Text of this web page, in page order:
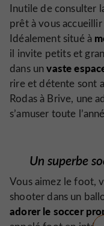
Inutile de consulter
prêt à vous
Idéalement situé à
il invite petits et
dans unvaste
rire et détente sont
Rodas à Brive, une
s’amuser toute
Un superbe
Vous aimez le foot,
shooter dans un
adorer le soccer